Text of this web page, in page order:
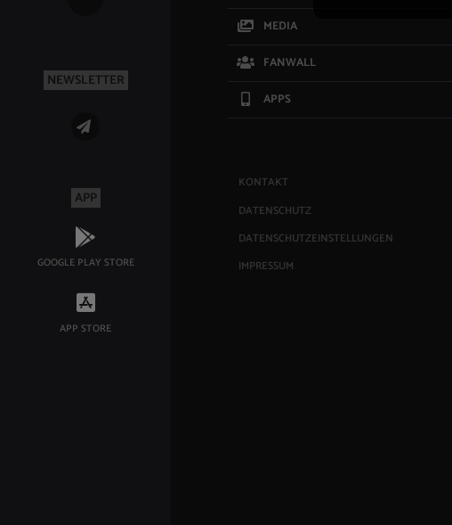
NEWSLETTER
APP
GOOGLE PLAY STORE
APP STORE
MEDIA
FANWALL
APPS
KONTAKT
DATENSCHUTZ
DATENSCHUTZEINSTELLUNGEN
IMPRESSUM